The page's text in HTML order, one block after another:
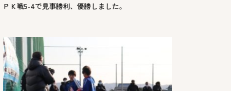
ＰＫ戦5-4で見事勝利、優勝しました。